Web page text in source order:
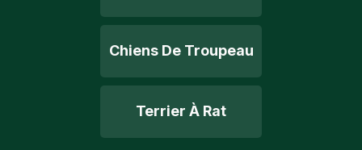
Chiens De Troupeau
Terrier À Rat